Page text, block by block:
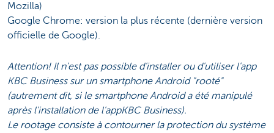
Mozilla)
Google Chrome: version la plus récente (dernière version
officielle de Google).
Attention! Il n'est pas possible d'installer ou d'utiliser l'app
KBC Business sur un smartphone Android "rooté"
(autrement dit, si le smartphone Android a été manipulé
après l'installation de l'appKBC Business).
Le rootage consiste à contourner la protection du système